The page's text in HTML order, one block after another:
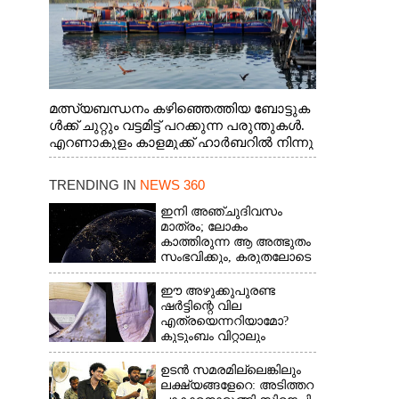
മത്സ്യബന്ധനം കഴിഞ്ഞെത്തിയ ബോട്ടുക
ൾക്ക് ചുറ്റും വട്ടമിട്ട് പറക്കുന്ന പരുന്തുകൾ.
എറണാകുളം കാളമുക്ക് ഹാർബറിൽ നിന്നു
ള്ള കാഴ്ച
TRENDING IN NEWS 360
ഇനി അഞ്ചുദിവസം
മാത്രം; ലോകം
കാത്തിരുന്ന ആ അത്ഭുതം
സംഭവിക്കും, കരുതലോടെ
വിദഗ്ധർ
ഈ അഴുക്കുപുരണ്ട
ഷർട്ടിന്റെ വില
എത്രയെന്നറിയാമോ?
കുടുംബം വിറ്റാലും
വാങ്ങാനാകില്ല
ഉടൻ സമരമില്ലെങ്കിലും
ലക്ഷ്യങ്ങളേറെ: അടിത്തറ